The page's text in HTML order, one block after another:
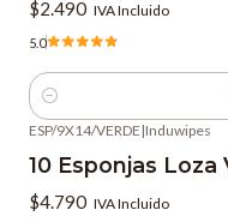
$2.490 IVA Incluido
5.0
Cantidad
ESP/9X14/VERDE |Induwipes
10 Esponjas Loza
$4.790 IVA Incluido